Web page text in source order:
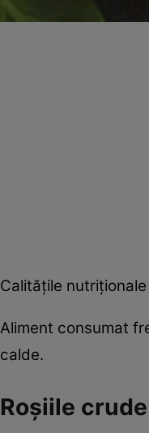
Calităţile
Aliment consumat
calde.
Roşiile